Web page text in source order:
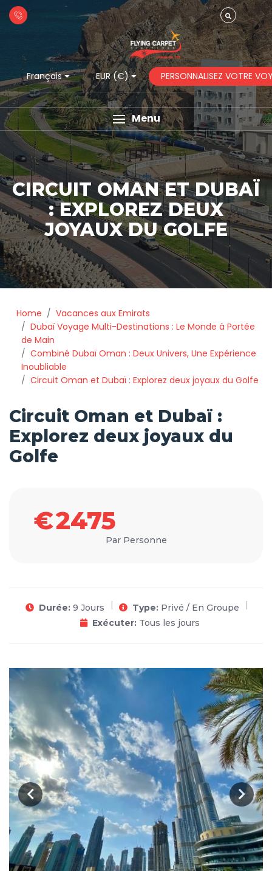
Français EUR (€) PERSONNALISEZ VOTRE
Menu
CIRCUIT OMAN ET DUBAÏ
: EXPLOREZ DEUX
JOYAUX DU GOLFE
Home
Vacances aux Emirats
Dubaï Voyage Multi-Destinations : Le Monde à Portée
de Main
Combiné Dubaï Oman : Deux Univers, Une Expérience
Inoubliable
Circuit Oman et Dubaï : Explorez deux joyaux du Golfe
Circuit Oman et Dubaï :
Explorez deux joyaux du
Golfe
€2475
Par Personne
Durée: 9 Jours Type: Privé / En Groupe
Exécuter: Tous les jours